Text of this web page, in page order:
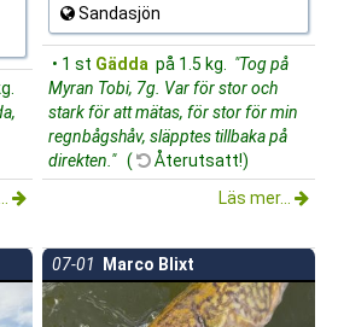
Sandasjön
• 1 st Gädda på 1.5 kg.
"Tog på
Myran Tobi, 7g. Var för stor och
stark för att mätas, för stor för min
regnbågshåv, släpptes tillbaka på
direkten." (
Återutsatt!)
Läs mer...
07-01 Marco Blixt